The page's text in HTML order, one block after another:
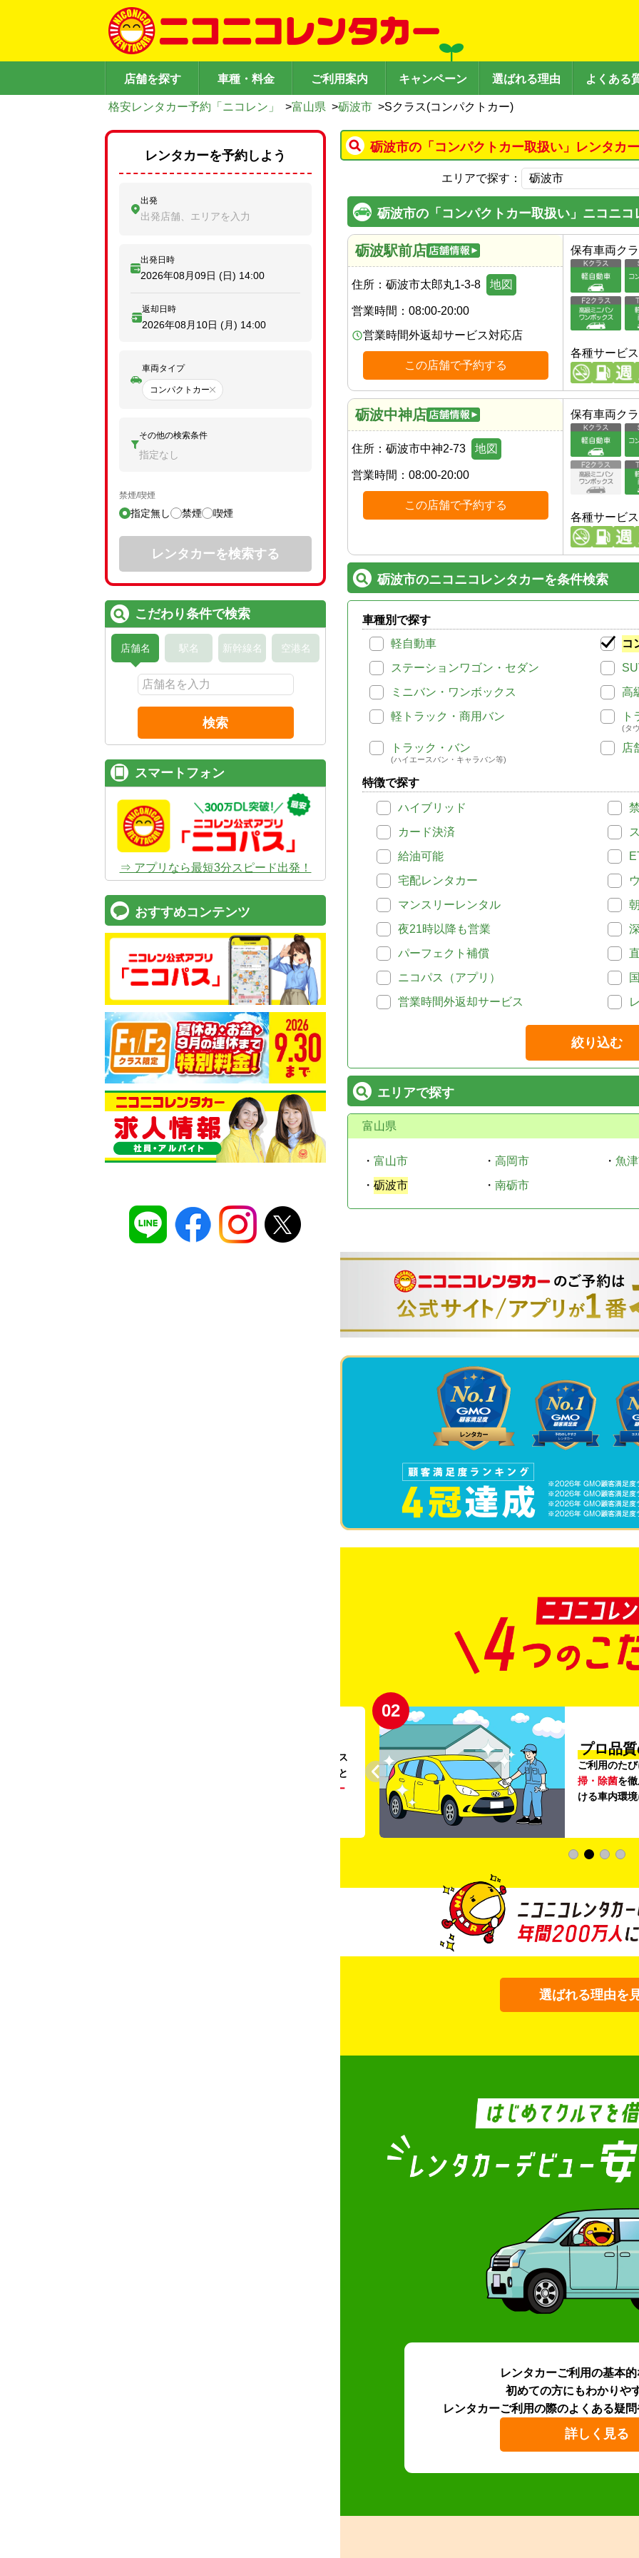
店舗を探す 車種・料金 ご利用案内 キャンペーン 選ばれる理由 よくある
格安レンタカー予約「ニコレン」 >富山県 >砺波市 >Sクラス(コンパクトカー)
砺波市の「コンパクトカー取扱い」レンタカ
エリアで探す：
砺波市の「コンパクトカー取扱い」ニコニ
砺波駅前店
住所： 砺波市太郎丸1-3-8 地図
営業時間： 08:00-20:00
営業時間外返却サービス対応店
この店舗で予約する
保有車両ク
各種サービス
砺波中神店
住所： 砺波市中神2-73 地図
営業時間： 08:00-20:00
この店舗で予約する
保有車両ク
各種サービス
砺波市のニコニコレンタカーを条件検索
車種別で探す
軽自動車
コ
ステーションワゴン・セダン
ミニバン・ワンボックス
高
軽トラック・商用バン
ト
(タ
トラック・バン
(ハイエースバン・キャラバン等)
店
特徴で探す
ハイブリッド
カード決済
給油可能
宅配レンタカー
マンスリーレンタル
夜21時以降も営業
パーフェクト補償
ニコパス（アプリ）
営業時間外返却サービス
絞り込む
エリアで探す
富山県
・ 富山市 ・ 高岡市 ・ 魚
・ 砺波市 ・ 南砺市
。ガソリンス
タンドや整備工場の既存インフラを活用すること
リー
02
プロ品
ご利用のた
掃・除菌を
ける車内環
選ばれる理由を
レンタカーご利用の基本
初めての方にもわかりや
レンタカーご利用の際のよくある疑問
詳しく見る
レンタカーを予約しよう
出発
出発店舗、エリアを入力
出発日時
2026年08月09日 (日) 14:00
返却日時
2026年08月10日 (月) 14:00
車両タイプ
コンパクトカー
その他の検索条件
指定なし
禁煙/喫煙
指定無し 禁煙 喫煙
レンタカーを検索する
こだわり条件で検索
店舗名 駅名 新幹線名 空港名
検索
スマートフォン
⇒ アプリなら最短3分スピード出発！
おすすめコンテンツ